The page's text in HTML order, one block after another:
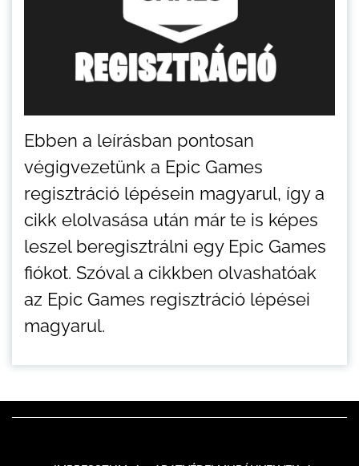
Ebben a leírásban pontosan
végigvezetünk a Epic Games
regisztráció lépésein magyarul, így a
cikk elolvasása után már te is képes
leszel beregisztrálni egy Epic Games
fiókot. Szóval a cikkben olvashatóak
az Epic Games regisztráció lépései
magyarul.